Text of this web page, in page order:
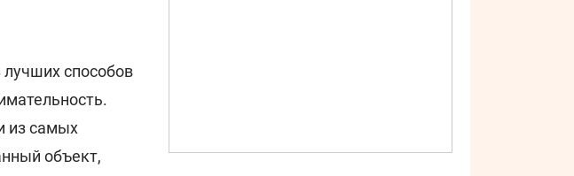
способов
из самых
объект,